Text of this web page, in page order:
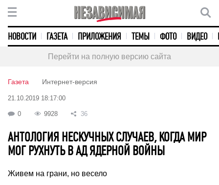
НОВОСТИ ГАЗЕТА ПРИЛОЖЕНИЯ ТЕМЫ ФОТО ВИДЕО
Перейти на полную версию сайта
Газета Интернет-версия
21.10.2019 18:17:00
0 9928 36
АНТОЛОГИЯ НЕСКУЧНЫХ СЛУЧАЕВ, КОГДА МИР
МОГ РУХНУТЬ В АД ЯДЕРНОЙ ВОЙНЫ
Живем на грани, но весело